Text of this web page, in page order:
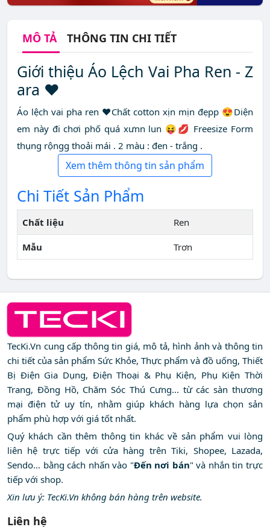
MÔ TẢ THÔNG TIN CHI TIẾT
Giới thiệu Áo Lệch Vai Pha Ren - Z
ara ❤️
Áo lệch vai pha ren ❤️Chất cotton xịn mịn đẹpp 😍Diện
em này đi chơi phố quá xưnn lun 😝💋 Freesize Form
thụng rộngg thoải mái . 2 màu : đen - trắng .
Xem thêm thông tin sản phẩm
Chi Tiết Sản Phẩm
Chất liệu Ren
Mẫu Trơn
TecKi.Vn cung cấp thông tin giá, mô tả, hình ảnh và thông tin
chi tiết của sản phẩm Sức Khỏe, Thực phẩm và đồ uống, Thiết
Bị Điện Gia Dụng, Điện Thoại & Phụ Kiện, Phụ Kiện Thời
Trang, Đồng Hồ, Chăm Sóc Thú Cưng... từ các sàn thương
mại điện tử uy tín, nhằm giúp khách hàng lựa chọn sản
phẩm phù hợp với giá tốt nhất.
Quý khách cần thêm thông tin khác về sản phẩm vui lòng
liên hệ trực tiếp với cửa hàng trên Tiki, Shopee, Lazada,
Sendo... bằng cách nhấn vào "Đến nơi bán" và nhắn tin trực
tiếp với shop.
Xin lưu ý: TecKi.Vn không bán hàng trên website.
Liên hệ